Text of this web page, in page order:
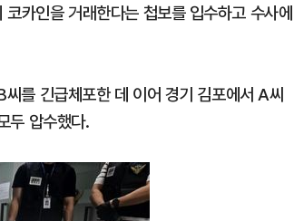
카인을 거래한다는 첩보를 입수하고 수사에
를 긴급체포한 데 이어 경기 김포에서 A씨
두 압수했다.